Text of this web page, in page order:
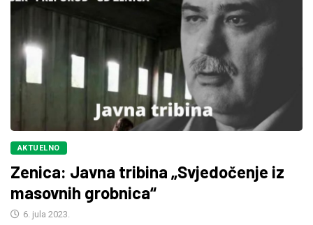
AKTUELNO
Zenica: Javna tribina „Svjedočenje iz
masovnih grobnica“
6. jula 2023.